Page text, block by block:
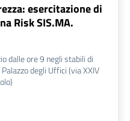
esercitazione di
Risk SIS.MA.
dalle ore 9 negli stabili di
degli Uffici (via XXIV